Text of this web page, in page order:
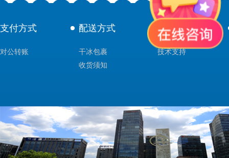
Abbexa AbD Serotec
支付方式
对公转账
配送方式
干冰包裹
收货须知
售后服务
技术支持